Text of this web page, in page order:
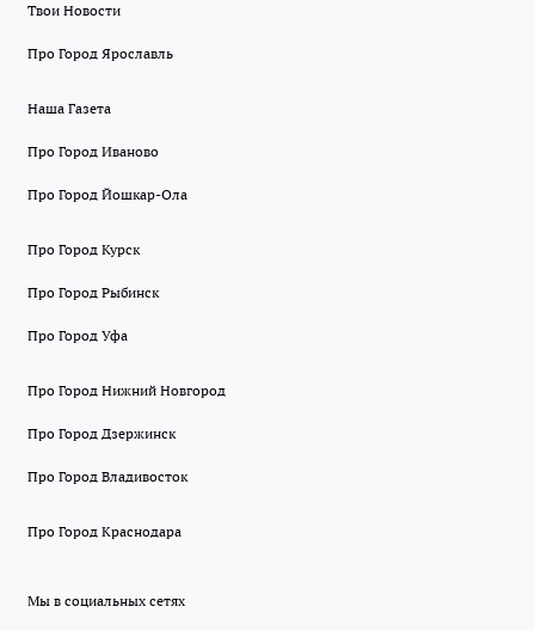
Твои Новости
Про Город Ярославль
Наша Газета
Про Город Иваново
Про Город Йошкар-Ола
Про Город Курск
Про Город Рыбинск
Про Город Уфа
Про Город Нижний Новгород
Про Город Дзержинск
Про Город Владивосток
Про Город Краснодара
Мы в социальных сетях